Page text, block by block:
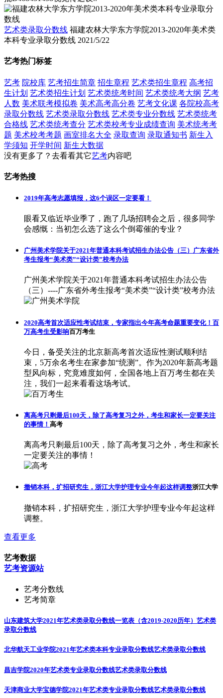
艺术类录取分数线 福建农林大学东方学院2013-2020年美术类
本科专业录取分数线 2021/5/22
艺考热门标签
艺考 院校库 艺考招生简章 招生章程 艺术类招生章程 高考招
生计划 艺术类招生计划 艺术类统考时间 艺术类统考大纲 艺考
人数 美术联考模拟卷 美术高考高分卷 艺考文化课 各院校高考
录取分数线 艺术类录取分数线 艺术类专业分数线 艺术类统考
合格线 艺术类统考查分 艺术类校考专业成绩查询 美术统考考
题 美术校考考题 画室排名大全 录取查询 录取通知书 新生入
学须知 开学时间 新生大数据
没有更多了？去看看其它艺考内容吧
艺考热搜
2019年高考志愿填报，这6个误区一定要看！
眼看又临近毕业季了，跑了几场招聘会之后，很多同学
会感慨：当初怎么选了这么个倒霉催的专业？
广州美术学院关于2021年普通本科考试招生办法公告（三）广东省外
考生报考“美术类”“设计类”校考办法
广州美术学院关于2021年普通本科考试招生办法公告
（三）----广东省外考生报考“美术类”“设计类”校考办法
2020高考首次适应性考试结束，专家指出今年高考命题重要变化！百
万高考生受影响百万考生
今日，备受关注的北京新高考首次适应性测试顺利结
束，5万余名考生在家参加“统测”。作为2020年新高考题
型风向标，究竟难度如何，全国各地上百万考生都在关
注，我们一起来看看这场考试。
离高考只剩最后100天，除了高考复习之外，考生和家长一定要关注
的事情！ 高考
离高考只剩最后100天，除了高考复习之外，考生和家长
一定要关注的事情！
撤销本科，扩招研究生，浙江大学护理专业今年起这样调整浙江大学
撤销本科，扩招研究生，浙江大学护理专业今年起这样
调整。
查看更多
艺考数据
艺考资源站
艺考分数线
艺考简章
山东建筑大学2021年艺术类录取分数线一览表（含2019-2020历年） 艺术类
录取分数线
北华航天工业学院2021年艺术类本科专业录取分数线艺术类录取分数线
昌吉学院2020年艺术类专业录取分数线艺术类录取分数线
天津商业大学宝德学院2021年艺术类专业录取分数线艺术类录取分数线